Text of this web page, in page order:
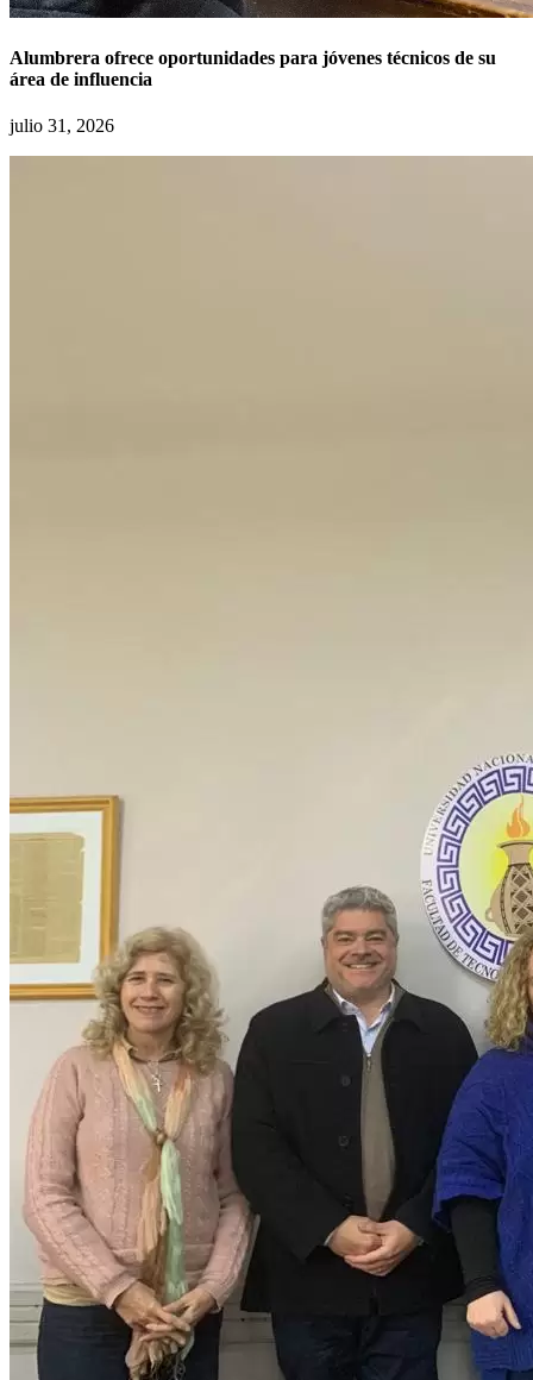
Alumbrera ofrece oportunidades para jóvenes técnicos de su
área de influencia
julio 31, 2026